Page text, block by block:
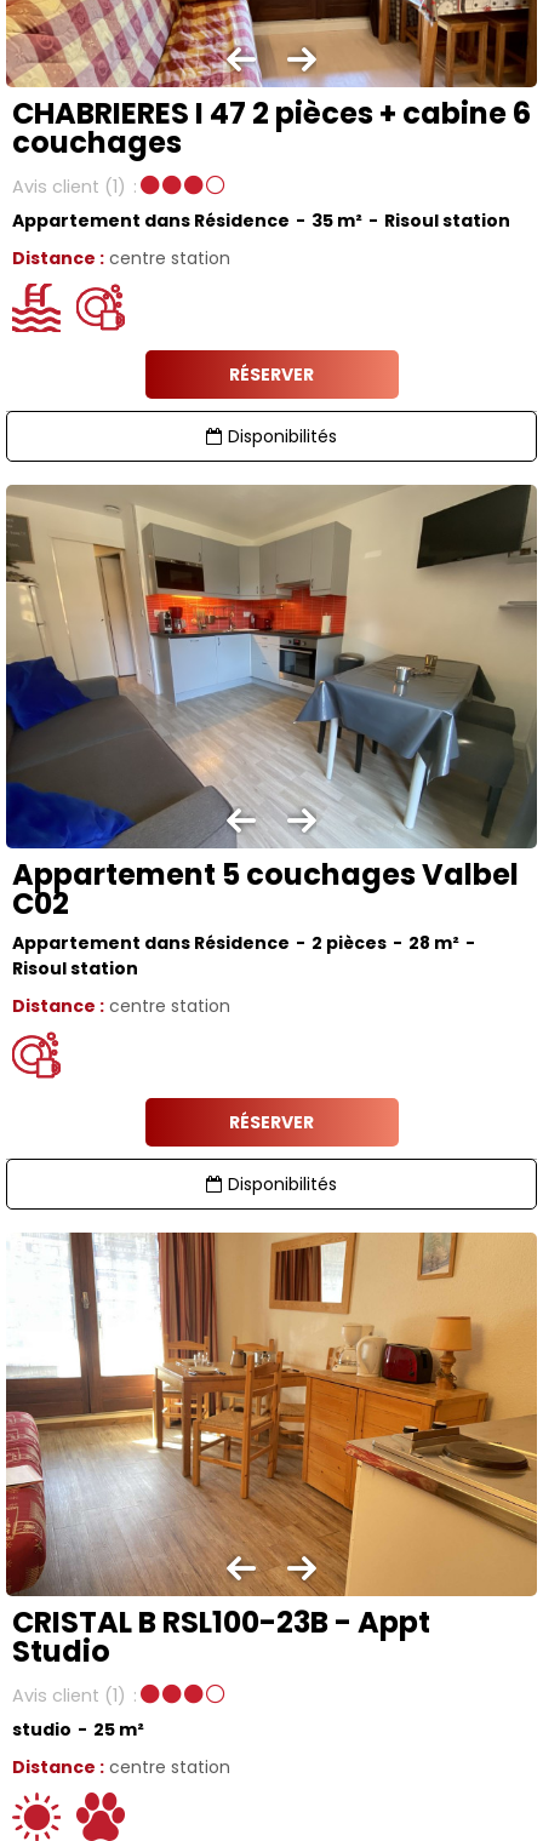
CHABRIERES I 47 2 pièces + cabine 6
couchages
Avis client (1)
Distance : centre station
Appartement dans Résidence 35 m² Risoul station
RÉSERVER
Disponibilités
Appartement 5 couchages Valbel
C02
Distance : centre station
Appartement dans Résidence 2 pièces 28 m²
Risoul station
RÉSERVER
Disponibilités
CRISTAL B RSL100-23B - Appt
Studio
Avis client (1)
Distance : centre station
studio 25 m²